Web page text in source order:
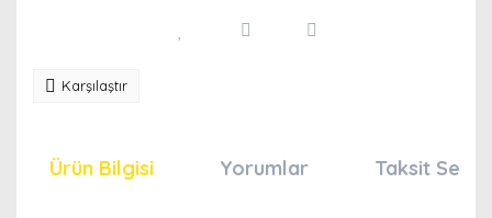
Karşılaştır
Ürün Bilgisi Yorumlar Taksit